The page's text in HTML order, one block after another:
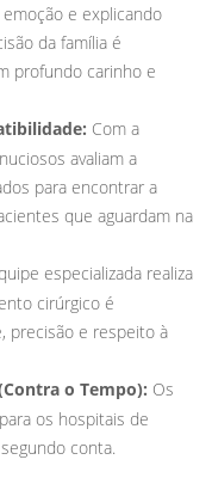
e explicando
da família é
profundo carinho e
Com a
avaliam a
para encontrar a
que aguardam na
especializada realiza
cirúrgico é
precisão e respeito à
o Tempo): Os
os hospitais de
conta.